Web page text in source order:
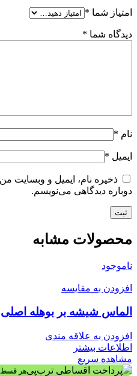
امتیاز شما *
دیدگاه شما *
نام *
ایمیل *
ذخیره نام، ایمیل و وبسایت
دوباره دیدگاهی می‌نویسم.
محصولات مشابه
ناموجود
افزودن به مقایسه
الماس شیشه بر بوهله اصلی
افزودن به علاقه مندی
اطلاعات بیشتر
مشاهده سریع
هر قسط